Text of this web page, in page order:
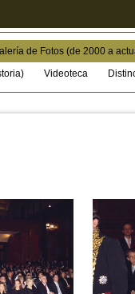
de Fotos (de 2000 a
Videoteca